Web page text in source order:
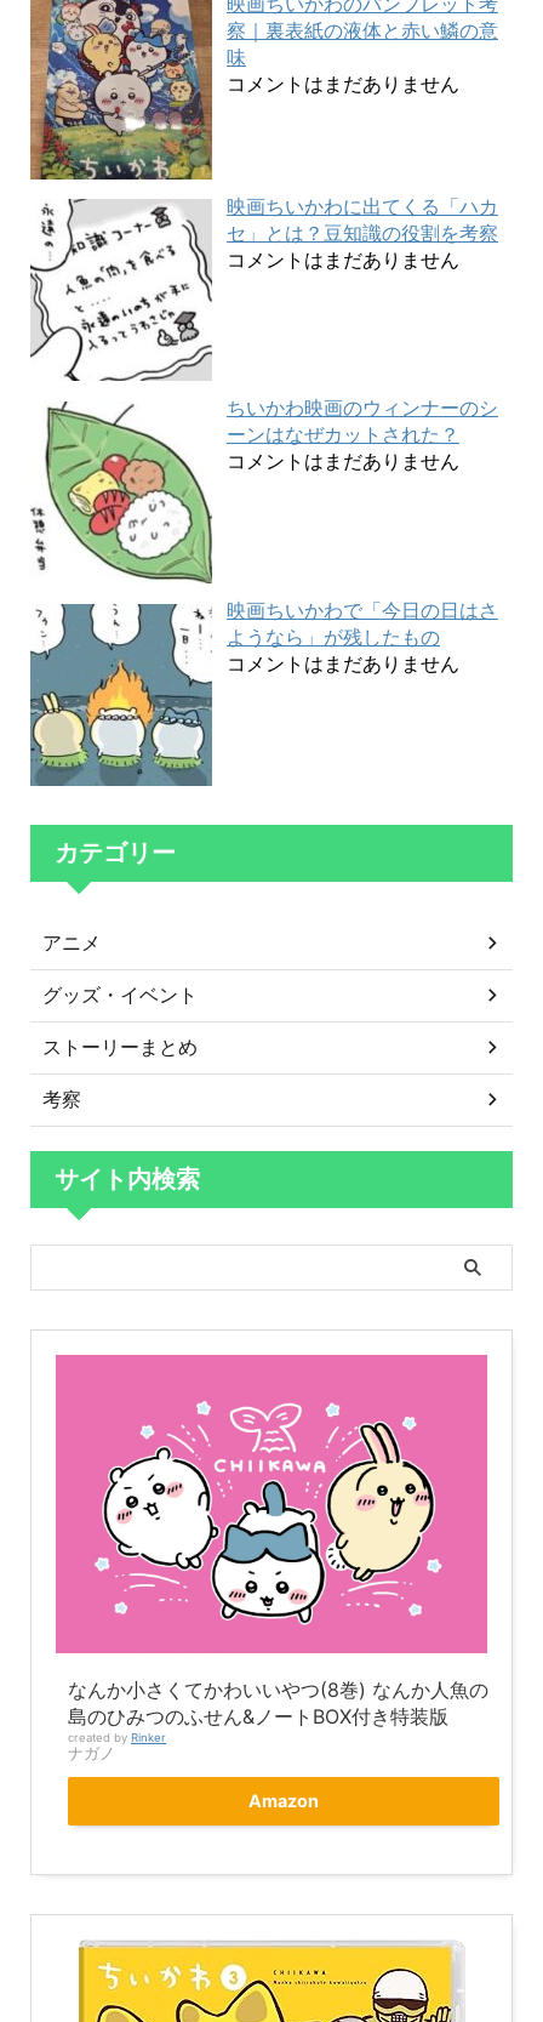
察｜裏表紙の液体と赤い鱗の意
味
コメントはまだありません
映画ちいかわに出てくる「ハカ
セ」とは？豆知識の役割を考察
コメントはまだありません
ちいかわ映画のウィンナーのシ
ーンはなぜカットされた？
コメントはまだありません
映画ちいかわで「今日の日はさ
ようなら」が残したもの
コメントはまだありません
カテゴリー
アニメ
グッズ・イベント
ストーリーまとめ
考察
サイト内検索
なんか小さくてかわいいやつ(8巻) なんか人魚の
島のひみつのふせん&ノートBOX付き特装版
created by Rinker
ナガノ
Amazon